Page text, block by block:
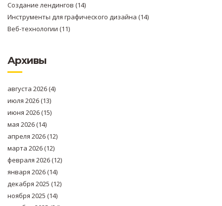
Создание лендингов (14)
Инструменты для графического дизайна (14)
Веб-технологии (11)
Архивы
августа 2026(4)
июля 2026(13)
июня 2026(15)
мая 2026(14)
апреля 2026(12)
марта 2026(12)
февраля 2026(12)
января 2026(14)
декабря 2025 (12)
ноября 2025 (14)